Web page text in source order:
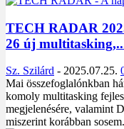
TECH RADAR
26 új
Sz. Szilárd - 2025.07.25.
Mai összefoglalónkban
komoly multitasking
megjelenésére, valamint
miszerint korábban